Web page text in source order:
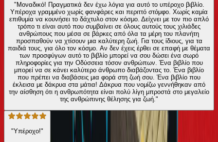
"Μοναδικό! Πραγματικά δεν έχω λόγια για αυτό το υπέροχο βιβλίο.
Υπέροχα γραμμένο χωρίς φανφάρες και περιττό στόμφο. Χωρίς καμία
επιθυμία να κουνήσει το δάχτυλο στον κόσμο. Δείχνει με τον πιο απλό
τρόπο τι είναι αυτό που συμβαίνει σε όλους αυτούς τους χιλιάδες
ανθρώπους που μέσα σε βάρκες από όλα τα μέρη του πλανήτη
προσπαθούν να χτίσουν μια καλύτερη ζωή. Για τους ίδιους, για τα
παιδιά τους, για όλο τον κόσμο. Αν δεν έχεις έρθει σε επαφή με θέματα
των προσφύγων αυτό το βιβλίο μπορεί να σου δώσει ένα σωρό
πληροφορίες για την Οδύσσεια τόσον ανθρώπων. Ένα βιβλίο που
μπορεί να σε κάνει καλύτερο άνθρωπο διαβάζοντας το. Ένα βιβλίο
που πρέπει να διαβάσεις μια φορά στη ζωή σου. Ένα βιβλίο που
έκλεισα με δάκρυα στα μάτια! Δάκρυα που νομίζω γεννήθηκαν από
την αίσθηση ότι η ανθρωπότητα είναι πολύ λίγη μπροστά στο μεγαλείο
της ανθρώπινης θέλησης για ζωή."
"Υπέροχο!"